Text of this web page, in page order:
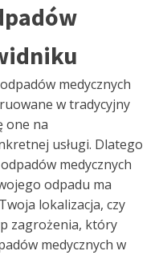
medycznych
w tradycyjny
one na
usługi. Dlatego
medycznych
odpadu ma
lokalizacja, czy
zagrożenia, który
medycznych w